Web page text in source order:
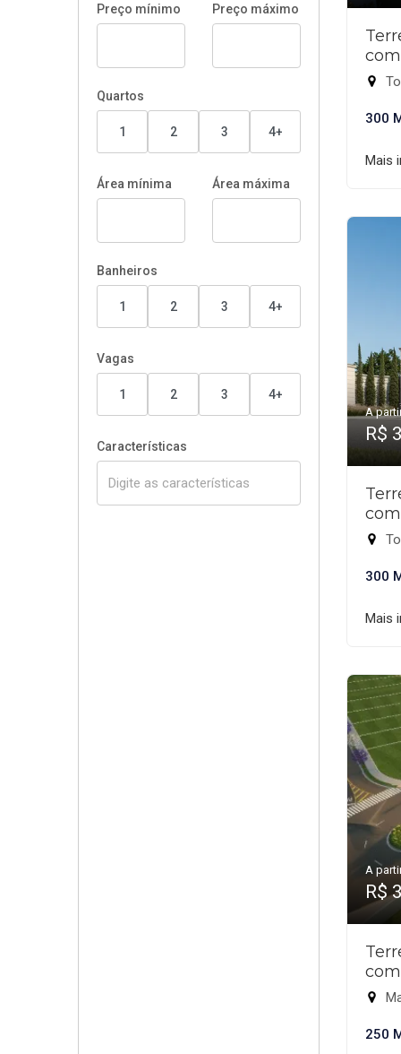
Preço mínimo Preço máximo
Quartos
1 2 3 4+
Área mínima Área máxima
Banheiros
1 2 3 4+
Vagas
1 2 3 4+
Características
300
Mais
A
R$
300
Mais
A
R$
250